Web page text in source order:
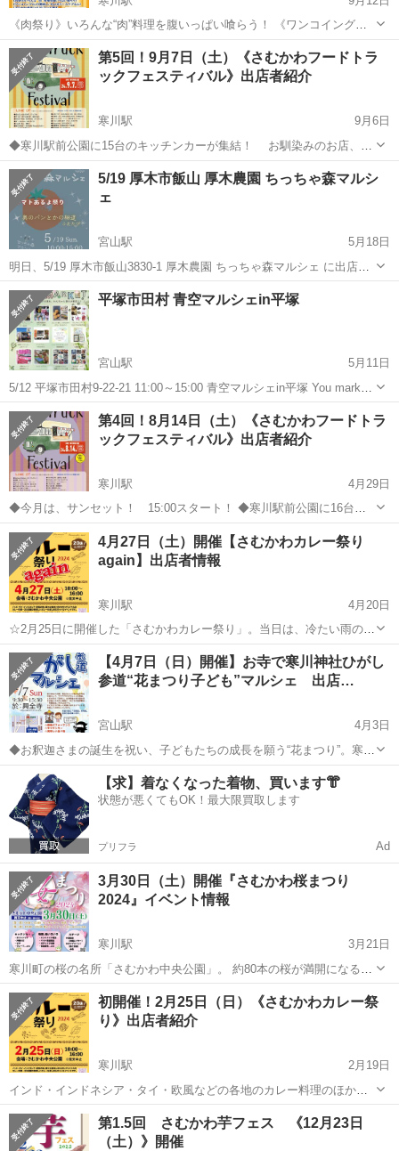
《肉祭り》いろんな“肉”料理を腹いっぱい喰らう！ 《ワンコイングル
メ》美味しいものをリーズナブルに！ 「さむかわ音楽ひろば」で心も
癒す。 食べて！遊んで！学ぶ！ ワクワクする一日を体験してくださ
い。 -------...
神奈川 高座郡 寒川駅 地域/お祭り 焼き芋
第5回！9月7日（土）《さむかわフードトラ
ックフェスティバル》出店者紹介
寒川駅
9月6日
◆寒川駅前公園に15台のキッチンカーが集結！ お馴染みのお店、お
久しぶりのお店、寒川初登場のお店、どのお店も味自慢の美味しい食
べ物ばかり。 皆様のご来場をお待ちしています！ --------------------...
神奈川 高座郡 寒川駅 地域/お祭り フードトラック
5/19 厚木市飯山 厚木農園 ちっちゃ森マルシ
ェ
宮山駅
5月18日
明日、5/19 厚木市飯山3830-1 厚木農園 ちっちゃ森マルシェ に出店い
たします✨ ペット連れ🐶 ファミリー👪 オススメ マルシェです✨ お待
ちしております✨ #厚木農園 #厚木市 #マルシェ #ネイル #占...
神奈川 高座郡 宮山駅 地域/お祭り マルシェ
平塚市田村 青空マルシェin平塚
宮山駅
5月11日
5/12 平塚市田村9-22-21 11:00～15:00 青空マルシェin平塚 You market
に出店いたします✨ 新メニューを２つ追加いたしました☺ １つ目誕生
日 特徴鑑定🍰 誕生日から特徴を見つけ出し、...
神奈川 高座郡 宮山駅 地域/お祭り 霊視
第4回！8月14日（土）《さむかわフードトラ
ックフェスティバル》出店者紹介
寒川駅
4月29日
◆今月は、サンセット！ 15:00スタート！ ◆寒川駅前公園に16台の
キッチンカーが集結！ お馴染みのお店、お久しぶりのお店、寒川初
登場のお店、どのお店も味自慢の美味しい食べ物ばかり。 皆様のご
来場をお待ちしていま...
神奈川 高座郡 寒川駅 地域/お祭り フードトラック
4月27日（土）開催【さむかわカレー祭り
again】出店者情報
寒川駅
4月20日
☆2月25日に開催した「さむかわカレー祭り」。当日は、冷たい雨の降
る中、多くのお客様に来場いただきました。本来は、もっと楽しんで
いただけるイベントを企画しています。リベンジの思いを込めて、4月
27日（土）再開催をします。ご期...
神奈川 高座郡 寒川駅 地域/お祭り ケバブ
【4月7日（日）開催】お寺で寒川神社ひがし
参道“花まつり子ども”マルシェ 出店…
宮山駅
4月3日
◆お釈迦さまの誕生を祝い、子どもたちの成長を願う“花まつり”。寒川
神社のお隣、興全寺さんの境内駐車場で、子どもたちがワクワクでき
るマルシェを開催。 【興全寺】---------------------- 寒川神社の東...
神奈川 宮山駅 地域/お祭り お寺
【求】着なくなった着物、買います👘
状態が悪くてもOK！最大限買取します
プリフラ Ad
3月30日（土）開催『さむかわ桜まつり
2024』イベント情報
寒川駅
3月21日
寒川町の桜の名所「さむかわ中央公園」。 約80本の桜が満開になる時
期に 《第一部》キッチンカーや模擬店、ステージパフォーマンスによ
るイベント 《第二部》寒川町観光協会による夜桜ライトアップイベン
ト を催しています。 ...
神奈川 高座郡 寒川駅 地域/お祭り 雑貨
初開催！2月25日（日）《さむかわカレー祭
り》出店者紹介
寒川駅
2月19日
インド・インドネシア・タイ・欧風などの各地のカレー料理のほか、
オリジナルのカレーを使った食材など23店舗のキッチンカー・模擬店
が出店！ 他にもワークショップ、ペット関連商品などなど、楽しいお
店が揃いました。 連休...
神奈川 高座郡 寒川駅 地域/お祭り
第1.5回 さむかわ芋フェス 《12月23日
（土）》開催